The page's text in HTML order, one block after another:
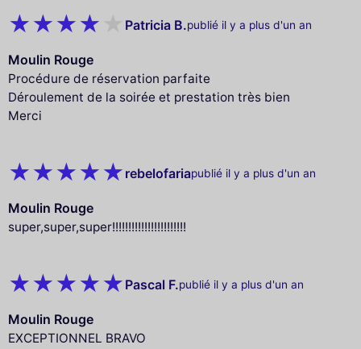
Patricia B.publié il y a plus d'un an
Moulin Rouge
Procédure de réservation parfaite
Déroulement de la soirée et prestation très bien
Merci
rebelofariapublié il y a plus d'un an
Moulin Rouge
super,super,super!!!!!!!!!!!!!!!!!!!!!!!
Pascal F.publié il y a plus d'un an
Moulin Rouge
EXCEPTIONNEL BRAVO